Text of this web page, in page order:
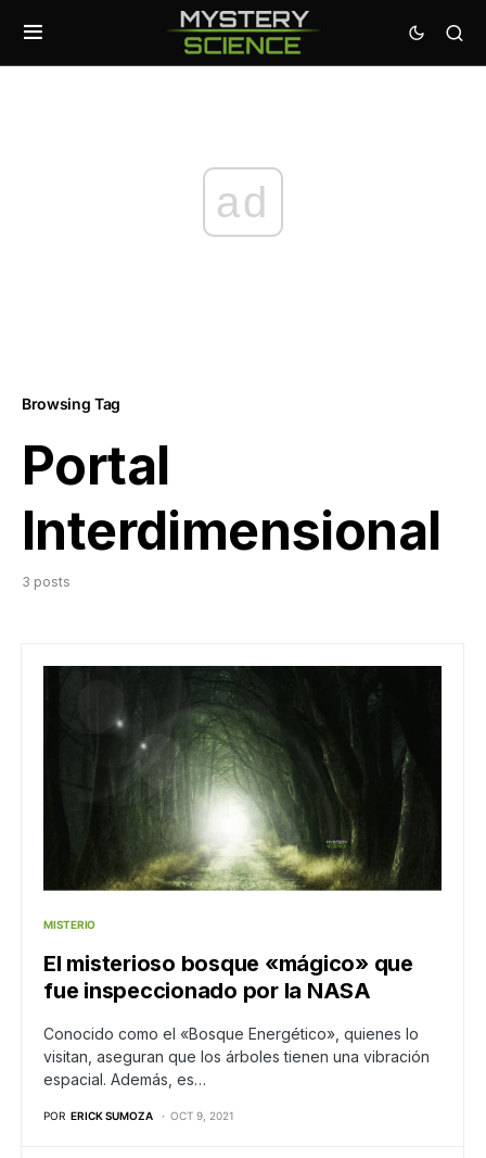
ad
Browsing Tag
Portal
Interdimensional
3 posts
MISTERIO
El misterioso bosque «mágico» que
fue inspeccionado por la NASA
Conocido como el «Bosque Energético», quienes lo
visitan, aseguran que los árboles tienen una vibración
espacial. Además, es…
POR ERICK SUMOZA OCT 9, 2021